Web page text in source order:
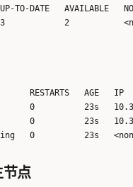
TO-DATE   AVAILABLE
AGE   IP
0          23s
0          23s
节点